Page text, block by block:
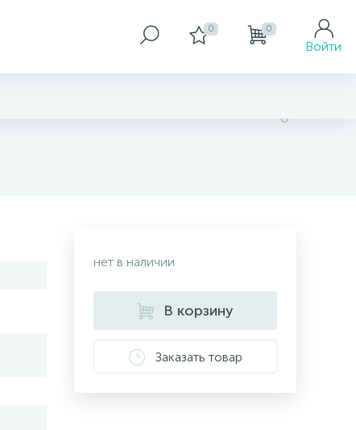
0 0
Войти
нет в наличии
В корзину
Заказать товар